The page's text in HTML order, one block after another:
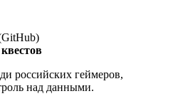
российских геймеров,
над данными.